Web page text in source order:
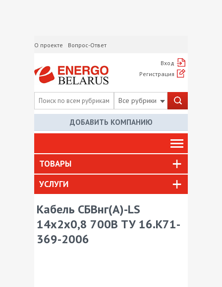
О проекте Вопрос-Ответ
Вход
Регистрация
Все рубрики
ДОБАВИТЬ КОМПАНИЮ
ТОВАРЫ
УСЛУГИ
Кабель СБВнг(А)-LS
14х2х0,8 700В ТУ 16.К71-
369-2006